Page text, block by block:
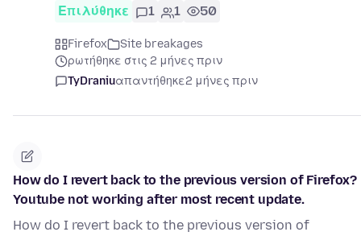
Επιλύθηκε 1 1 50
Firefox
Site breakages
ρωτήθηκε στις 2 μήνες πριν
TyDraniuαπαντήθηκε2 μήνες πριν
How do I revert back to the previous version of Firefox?
Youtube not working after most recent update.
How do I revert back to the previous version of